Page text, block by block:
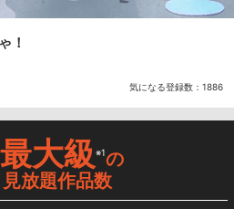
！
気になる登録数： 1886
大級※1の
放題作品数